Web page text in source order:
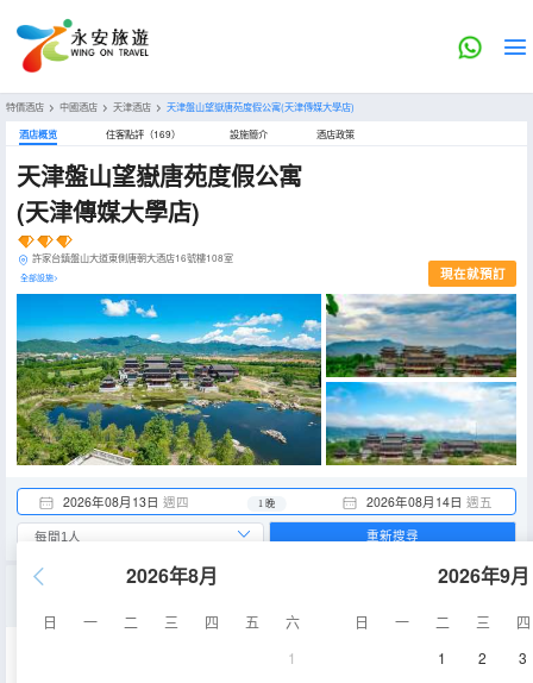
特價酒店 > 中國酒店 > 天津酒店 > 天津盤山望嶽唐苑度假公寓(天津傳媒大學店)
酒店概览 住客點評（169） 設施簡介 酒店政策
天津盤山望嶽唐苑度假公寓
(天津傳媒大學店)
許家台鎮盤山大道東側唐朝大酒店16號樓108室
全部設施> 現在就預訂
2026年08月13日 週四 2026年08月14日 週五
1 晚
2026年8月
日 一 二 三 四 五
六
1
2026年9月
日 一 二 三
四
1
2 3
重新搜尋
空調